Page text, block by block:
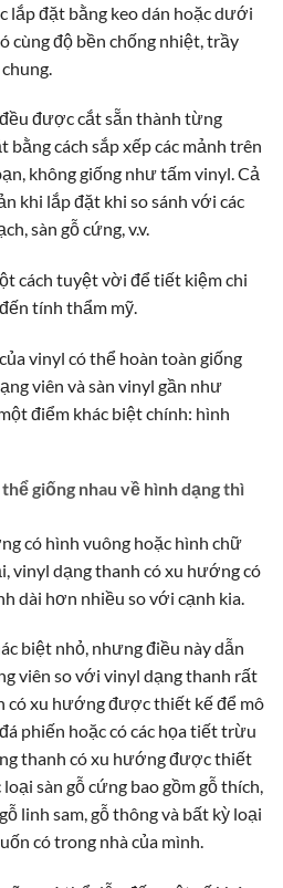
lắp đặt bằng keo dán hoặc dưới
cùng độ bền chống nhiệt, trầy
được cắt sẵn thành từng
cách sắp xếp các mảnh trên
không giống như tấm vinyl. Cả
khi lắp đặt khi so sánh với các
sàn gỗ cứng, v.v.
cách tuyệt vời để tiết kiệm chi
tính thẩm mỹ.
vinyl có thể hoàn toàn giống
viên và sàn vinyl gần như
điểm khác biệt chính: hình
giống nhau về hình dạng thì
có hình vuông hoặc hình chữ
vinyl dạng thanh có xu hướng có
dài hơn nhiều so với cạnh kia.
biệt nhỏ, nhưng điều này dẫn
viên so với vinyl dạng thanh rất
có xu hướng được thiết kế để mô
phiến hoặc có các họa tiết trừu
thanh có xu hướng được thiết
sàn gỗ cứng bao gồm gỗ thích,
linh sam, gỗ thông và bất kỳ loại
có trong nhà của mình.